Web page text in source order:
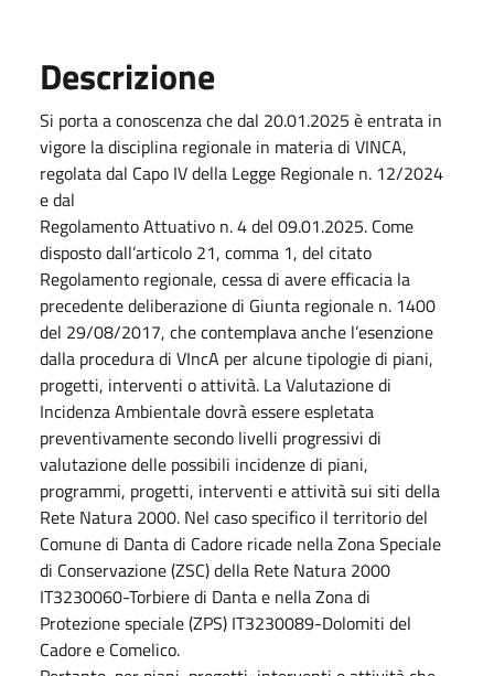
Descrizione
Si porta a conoscenza che dal 20.01.2025 è entrata in
vigore la disciplina regionale in materia di VINCA,
regolata dal Capo IV della Legge Regionale n. 12/2024
e dal
Regolamento Attuativo n. 4 del 09.01.2025. Come
disposto dall’articolo 21, comma 1, del citato
Regolamento regionale, cessa di avere efficacia la
precedente deliberazione di Giunta regionale n. 1400
del 29/08/2017, che contemplava anche l’esenzione
dalla procedura di VIncA per alcune tipologie di piani,
progetti, interventi o attività. La Valutazione di
Incidenza Ambientale dovrà essere espletata
preventivamente secondo livelli progressivi di
valutazione delle possibili incidenze di piani,
programmi, progetti, interventi e attività sui siti della
Rete Natura 2000. Nel caso specifico il territorio del
Comune di Danta di Cadore ricade nella Zona Speciale
di Conservazione (ZSC) della Rete Natura 2000
IT3230060-Torbiere di Danta e nella Zona di
Protezione speciale (ZPS) IT3230089-Dolomiti del
Cadore e Comelico.